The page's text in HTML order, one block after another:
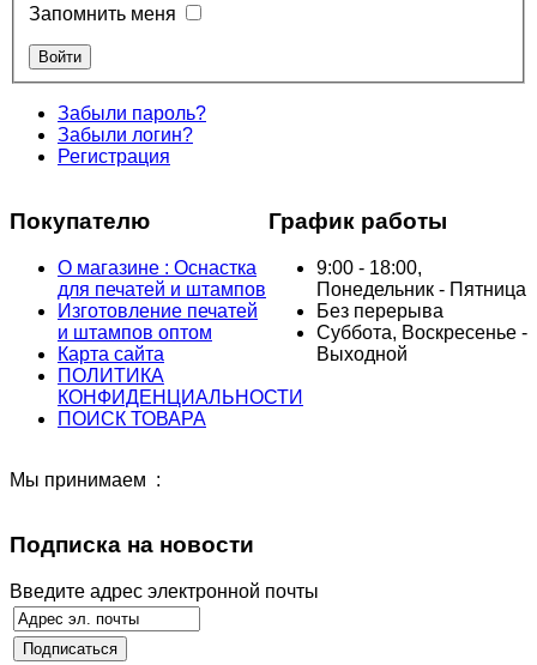
Запомнить меня
Забыли пароль?
Забыли логин?
Регистрация
Покупателю
О магазине : Оснастка
для печатей и штампов
Изготовление печатей
и штампов оптом
Карта сайта
ПОЛИТИКА
КОНФИДЕНЦИАЛЬНОСТИ
ПОИСК ТОВАРА
График работы
9:00 - 18:00,
Понедельник - Пятница
Без перерыва
Суббота, Воскресенье -
Выходной
Мы принимаем :
Подписка на новости
Введите адрес электронной почты